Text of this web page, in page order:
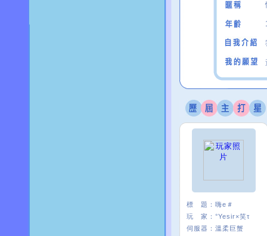
標 題： 嗨e＃
玩 家： °Yesir×笑τ
伺服器： 溫柔巨蟹